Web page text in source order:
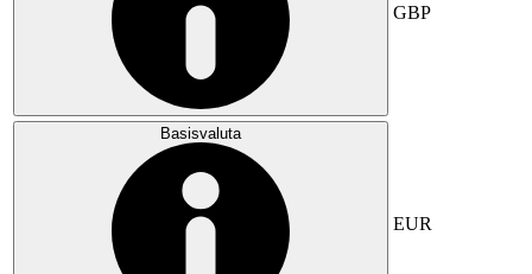
GBP
Basisvaluta
EUR